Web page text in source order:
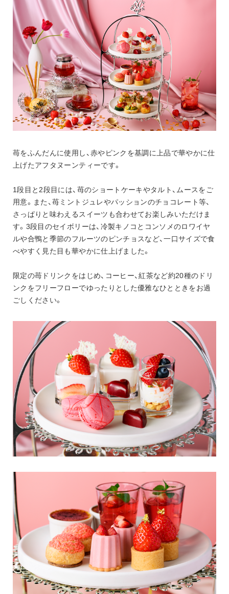
苺をふんだんに使用し、赤やピンクを基調に上品で華やかに仕
上げたアフタヌーンティーです。
1段目と2段目には、苺のショートケーキやタルト、ムースをご
用意。また、苺ミントジュレやパッションのチョコレート等、
さっぱりと味わえるスイーツも合わせてお楽しみいただけま
す。3段目のセイボリーは、冷製キノコとコンソメのロワイヤ
ルや合鴨と季節のフルーツのピンチョスなど、一口サイズで食
べやすく見た目も華やかに仕上げました。
限定の苺ドリンクをはじめ、コーヒー、紅茶など約20種のドリ
ンクをフリーフローでゆったりとした優雅なひとときをお過
ごしください。